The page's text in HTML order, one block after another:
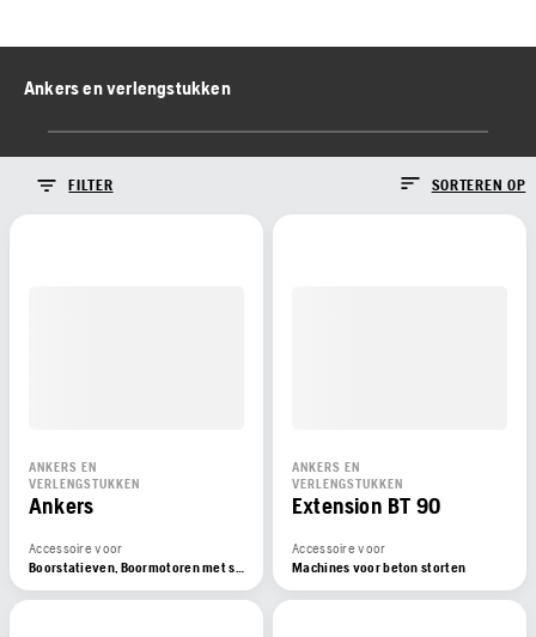
Ankers en verlengstukken
FILTER SORTEREN OP
ANKERS EN
VERLENGSTUKKEN
Ankers
Accessoire voor
Boorstatieven, Boormotoren met statief
ANKERS EN
VERLENGSTUKKEN
Extension BT 90
Accessoire voor
Machines voor beton storten